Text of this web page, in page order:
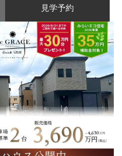
見学予約